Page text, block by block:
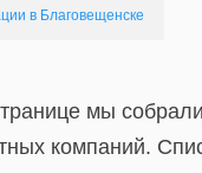
в Благовещенске
мы
компаний.